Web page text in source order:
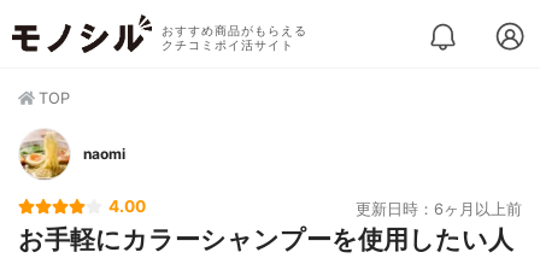
おすすめ商品がもらえる
クチコミポイ活サイト
TOP
naomi
4.00 更新日時：6ヶ月以上前
お手軽にカラーシャンプーを使用したい人